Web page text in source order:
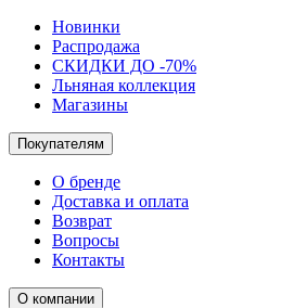
Новинки
Распродажа
СКИДКИ ДО -70%
Льняная коллекция
Магазины
Покупателям
О бренде
Доставка и оплата
Возврат
Вопросы
Контакты
О компании